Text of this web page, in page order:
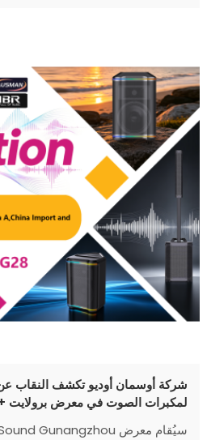
شركة أوسمان أوديو تكشف النقاب
لمكبرات الصوت في معرض برولايت +